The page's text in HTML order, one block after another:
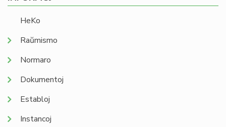
HeKo
Raŭmismo
Normaro
Dokumentoj
Establoj
Instancoj